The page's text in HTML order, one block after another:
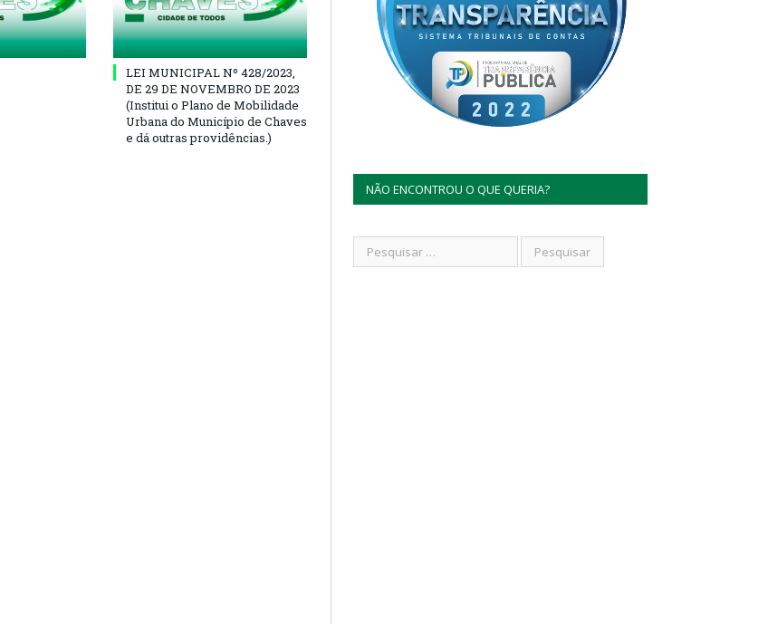
LEI MUNICIPAL Nº 428/2023,
DE 29 DE NOVEMBRO DE 2023
(Institui o Plano de Mobilidade
Urbana do Município de Chaves
e dá outras providências.)
NÃO ENCONTROU O QUE QUERIA?